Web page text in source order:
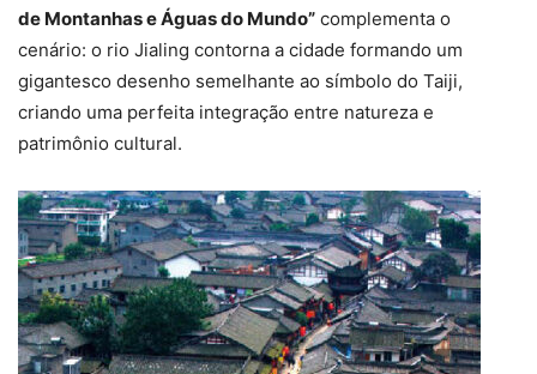
de Montanhas e Águas do Mundo” complementa o
cenário: o rio Jialing contorna a cidade formando um
gigantesco desenho semelhante ao símbolo do Taiji,
criando uma perfeita integração entre natureza e
patrimônio cultural.